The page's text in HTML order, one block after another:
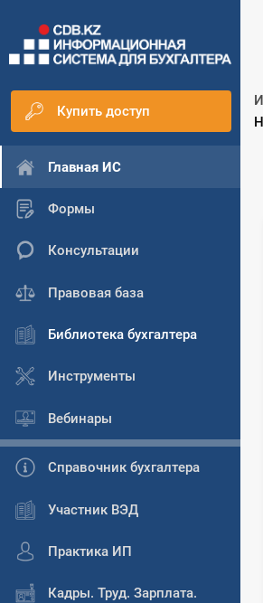
Купить доступ
Главная ИС
Формы
Консультации
Правовая база
Библиотека бухгалтера
Инструменты
Вебинары
Справочник бухгалтера
Участник ВЭД
Практика ИП
Кадры. Труд. Зарплата.